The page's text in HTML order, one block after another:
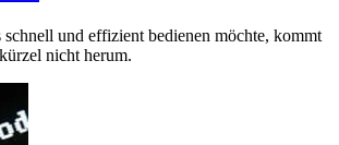
und effizient bedienen möchte, kommt
nicht herum.